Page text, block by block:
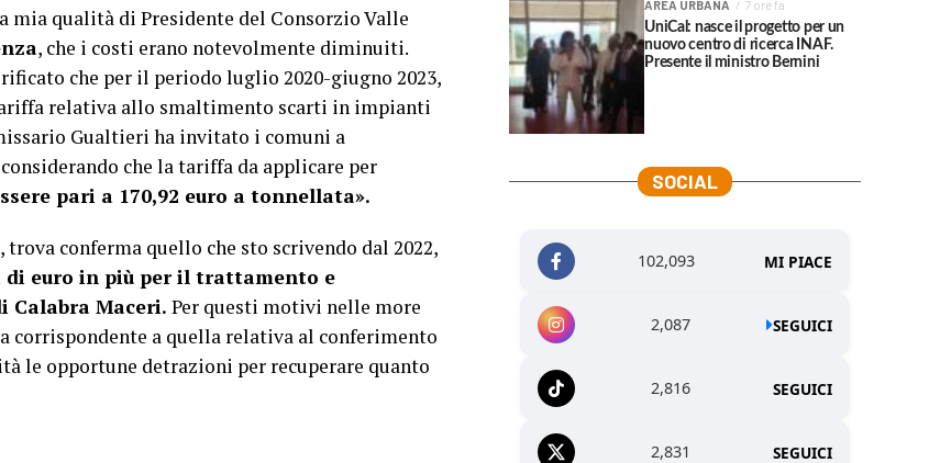
mia qualità di Presidente del Consorzio Valle
, che i costi erano notevolmente diminuiti.
che per il periodo luglio 2020-giugno 2023,
relativa allo smaltimento scarti in impianti
Gualtieri ha invitato i comuni a
che la tariffa da applicare per
pari a 170,92 euro a tonnellata».
conferma quello che sto scrivendo dal 2022,
euro in più per il trattamento e
Maceri. Per questi motivi nelle more
corrispondente a quella relativa al conferimento
le opportune detrazioni per recuperare quanto
AREA URBANA 7 ore fa
UniCal: nasce il progetto per un
nuovo centro di ricerca INAF.
Presente il ministro Bernini
SOCIAL
102,093 MI PIACE
2,087 SEGUICI
2,816 SEGUICI
2,831 SEGUICI